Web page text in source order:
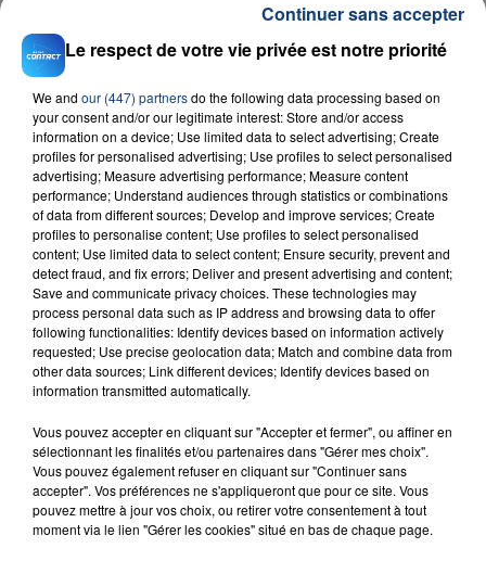
FIL D'ACTU
23 juillet 2026
INCENDIE MORTEL À LENS : UNE FEMME ET
SON BÉBÉ ENTRE LA VIE ET LA...
Un homme s'est immolé par le feu après avoir
aspergé sa compagne et leur bébé de trois mois
d'un liquide inflammable.
20 juillet 2026
UNE ADOLESCENTE DEVANT SE FAIRE
Le respect de votre vie privée est notre priorité
We and our (447) partnersdo the following data processing based on
your consent and/or our legitimate interest: Store and/or access
information on a device; Use limited data to select advertising; Create
profiles for personalised advertising; Use profiles to select personalised
advertising; Measure advertising performance; Measure content
performance; Understand audiences through statistics or combinations
of data from different sources; Develop and improve services; Create
profiles to personalise content; Use profiles to select personalised
content; Use limited data to select content; Ensure security, prevent and
detect fraud, and fix errors; Deliver and present advertising and content;
Save and communicate privacy choices. These technologies may
process personal data such as IP address and browsing data to offer
following functionalities: Identify devices based on information actively
requested; Use precise geolocation data; Match and combine data from
other data sources; Link different devices; Identify devices based on
information transmitted automatically.
Vous pouvez accepter en cliquant sur "Accepter et fermer", ou affiner en
sélectionnant les finalités et/ou partenaires dans "Gérer mes choix".
Vous pouvez également refuser en cliquant sur "Continuer sans
accepter". Vos préférences ne s'appliqueront que pour ce site. Vous
pouvez mettre à jour vos choix, ou retirer votre consentement à tout
moment via le lien "Gérer les cookies" situé en bas de chaque page.
Continuer sans accepter